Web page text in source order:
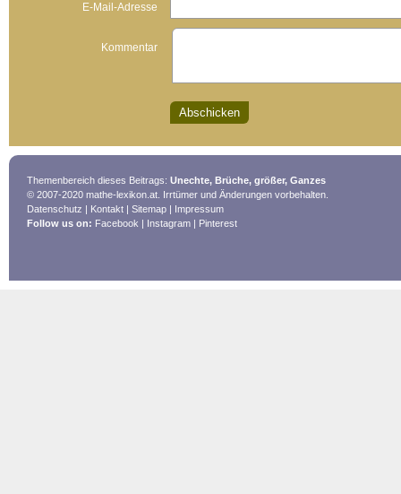
E-Mail-Adresse
Kommentar
Themenbereich dieses Beitrags: Unechte, Brüche, größer, Ganzes
© 2007-2020 mathe-lexikon.at. Irrtümer und Änderungen vorbehalten.
Datenschutz | Kontakt | Sitemap | Impressum
Follow us on: Facebook | Instagram | Pinterest